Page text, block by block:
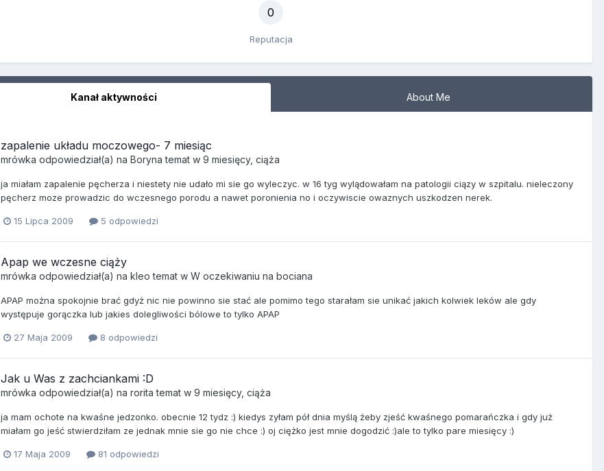
0
Reputacja
Kanał aktywności About Me
zapalenie układu moczowego- 7 miesiąc
mrówka odpowiedział(a) na Boryna temat w 9 miesięcy, ciąża
ja miałam zapalenie pęcherza i niestety nie udało mi sie go wyleczyc. w 16 tyg wylądowałam na patologii ciązy w szpitalu. nieleczony
pęcherz moze prowadzic do wczesnego porodu a nawet poronienia no i oczywiscie owaznych uszkodzen nerek.
15 Lipca 2009 5 odpowiedzi
Apap we wczesne ciąży
mrówka odpowiedział(a) na kleo temat w W oczekiwaniu na bociana
APAP można spokojnie brać gdyż nic nie powinno sie stać ale pomimo tego starałam sie unikać jakich kolwiek leków ale gdy
występuje gorączka lub jakies dolegliwości bólowe to tylko APAP
27 Maja 2009 8 odpowiedzi
Jak u Was z zachciankami :D
mrówka odpowiedział(a) na rorita temat w 9 miesięcy, ciąża
ja mam ochote na kwaśne jedzonko. obecnie 12 tydz :) kiedys zyłam pół dnia myślą żeby zjeść kwaśnego pomarańczka i gdy już
miałam go jeść stwierdziłam ze jednak mnie sie go nie chce :) oj ciężko jest mnie dogodzić :)ale to tylko pare miesięcy :)
17 Maja 2009 81 odpowiedzi